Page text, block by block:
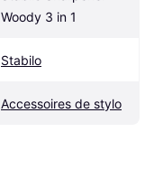
Woody 3 in 1
Stabilo
Accessoires de stylo